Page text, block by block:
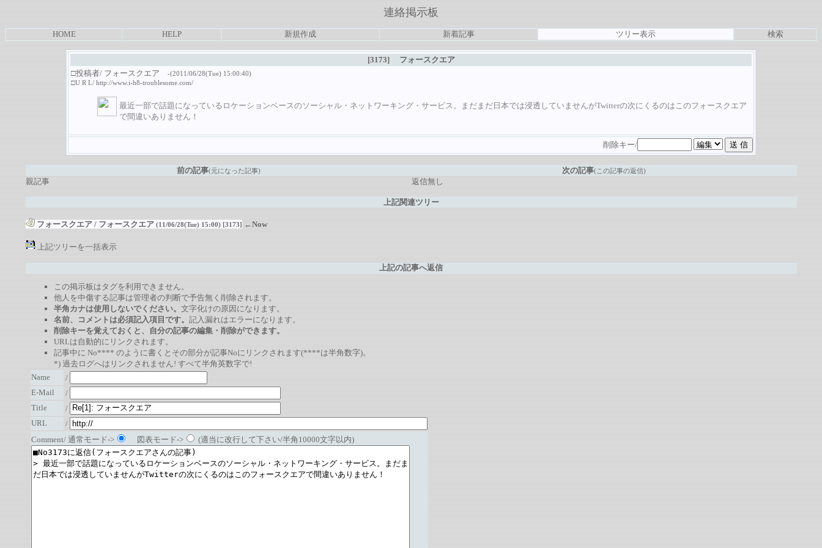
連絡掲示板
HOME HELP 新規作成 新着記事 ツリー表示 検索
[3173]
フォースクエア
□投稿者/ フォースクエア
-(2011/06/28(Tue) 15:00:40)
□U R L/ http://www.i-h8-troublesome.com/
最近一部で話題になっているロケーションベースのソーシャル・ネットワーキング・サービス。まだまだ日本では浸透していませんがTwitterの次にくるのはこのフォースクエア
で間違いありません！
削除キー/
前の記事(元になった記事) 次の記事(この記事の返信)
親記事 返信無し
上記関連ツリー
フォースクエア/ フォースクエア (11/06/28(Tue) 15:00) [3173] ←Now
上記ツリーを一括表示
上記の記事へ返信
この掲示板はタグを利用できません。
他人を中傷する記事は管理者の判断で予告無く削除されます。
半角カナは使用しないでください。文字化けの原因になります。
名前、コメントは必須記入項目です。記入漏れはエラーになります。
削除キーを覚えておくと、自分の記事の編集・削除ができます。
URLは自動的にリンクされます。
記事中に No**** のように書くとその部分が記事Noにリンクされます(****は半角数字)。
*) 過去ログへはリンクされません! すべて半角英数字で!
Name
/
E-Mail
/
Title
/
URL
/
Comment/ 通常モード->
図表モード-> (適当に改行して下さい/半角10000文字以内)